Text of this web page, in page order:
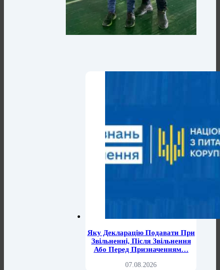
Яку Декларацію Подавати При
Звільненні, Після Звільнення
Або Перед Призначенням…
07.08.2026